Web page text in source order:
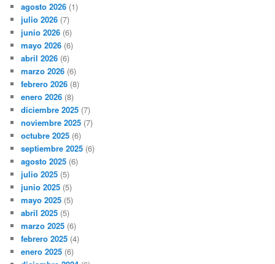
agosto 2026 (1)
julio 2026 (7)
junio 2026 (6)
mayo 2026 (6)
abril 2026 (6)
marzo 2026 (6)
febrero 2026 (8)
enero 2026 (8)
diciembre 2025 (7)
noviembre 2025 (7)
octubre 2025 (6)
septiembre 2025 (6)
agosto 2025 (6)
julio 2025 (5)
junio 2025 (5)
mayo 2025 (5)
abril 2025 (5)
marzo 2025 (6)
febrero 2025 (4)
enero 2025 (6)